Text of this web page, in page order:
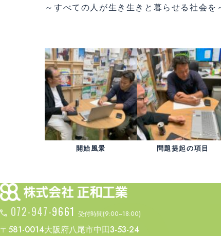
～すべての人が生き生きと暮らせる社会を
開始風景 問題提起の項目
072-947-9661受付時間(9:00~18:00)
〒581-0014大阪府八尾市中田3-53-24